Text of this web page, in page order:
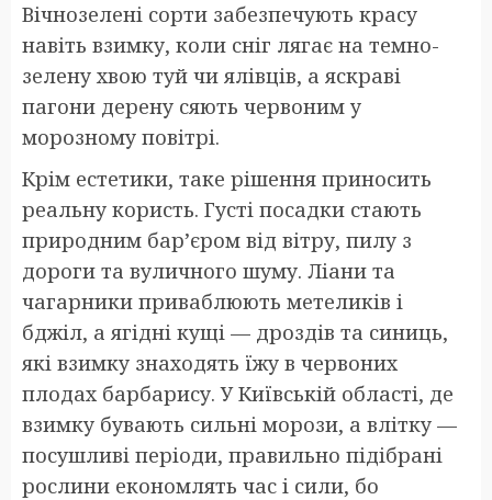
Вічнозелені сорти забезпечують красу
навіть взимку, коли сніг лягає на темно-
зелену хвою туй чи ялівців, а яскраві
пагони дерену сяють червоним у
морозному повітрі.
Крім естетики, таке рішення приносить
реальну користь. Густі посадки стають
природним бар’єром від вітру, пилу з
дороги та вуличного шуму. Ліани та
чагарники приваблюють метеликів і
бджіл, а ягідні кущі — дроздів та синиць,
які взимку знаходять їжу в червоних
плодах барбарису. У Київській області, де
взимку бувають сильні морози, а влітку —
посушливі періоди, правильно підібрані
рослини економлять час і сили, бо